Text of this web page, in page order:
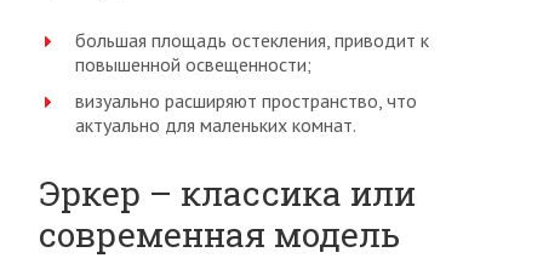
большая площадь остекления, приводит к
повышенной освещенности;
визуально расширяют пространство, что
актуально для маленьких комнат.
Эркер – классика или
современная модель